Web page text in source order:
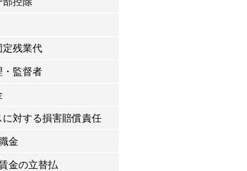
定残業代
・監督者
対する損害賠償責任
金
金の立替払